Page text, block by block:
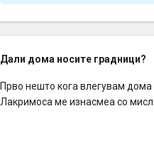
Дали дома носите градници?
Прво нешто кога влегувам
Лакримоса ме изнасмеа со